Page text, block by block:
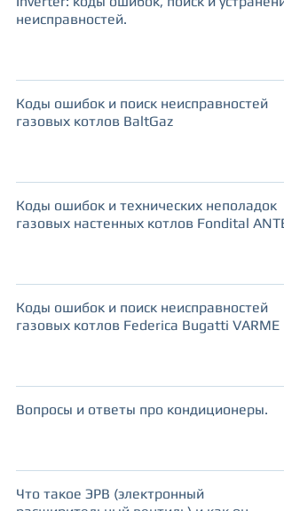
неисправностей.
Коды ошибок и поиск неисправностей
газовых котлов BaltGaz
Коды ошибок и технических неполадок
газовых настенных котлов Fondital
Коды ошибок и поиск неисправностей
газовых котлов Federica Bugatti VARME
Вопросы и ответы про кондиционеры.
Что такое ЭРВ (электронный